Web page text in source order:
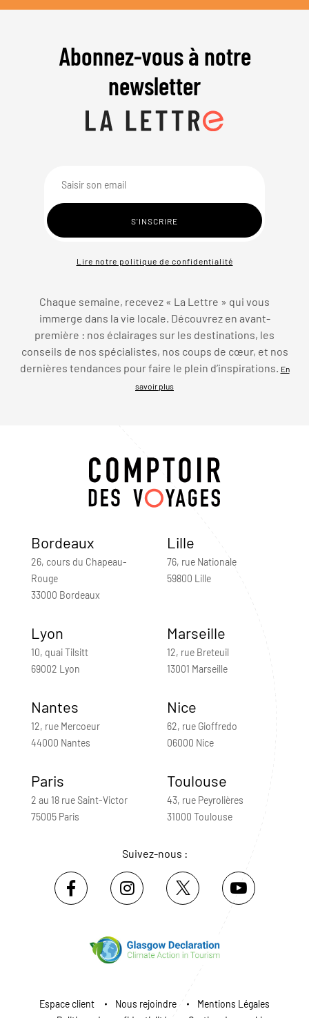
Abonnez-vous à notre
newsletter
Lire notre politique de confidentialité
Chaque semaine, recevez « La Lettre » qui vous
immerge dans la vie locale. Découvrez en avant-
première : nos éclairages sur les destinations, les
conseils de nos spécialistes, nos coups de cœur, et nos
dernières tendances pour faire le plein d’inspirations. En
savoir plus
Bordeaux
26, cours du Chapeau-
Rouge
33000 Bordeaux
Lille
76, rue Nationale
59800 Lille
Lyon
10, quai Tilsitt
69002 Lyon
Marseille
12, rue Breteuil
13001 Marseille
Nantes
12, rue Mercoeur
44000 Nantes
Nice
62, rue Gioffredo
06000 Nice
Paris
2 au 18 rue Saint-Victor
75005 Paris
Toulouse
43, rue Peyrolières
31000 Toulouse
Suivez-nous :
Espace client Nous rejoindre
Mentions Légales